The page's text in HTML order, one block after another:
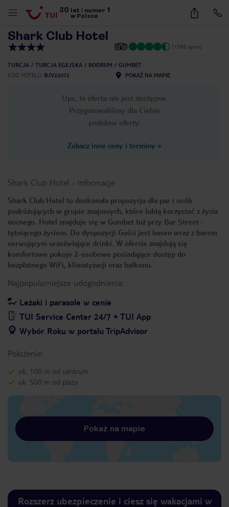
30 lat numer 1
w Polsce
9
Shark Club Hotel
(1588 opinii)
TURCJA TURCJA EGEJSKA BODRUM
GUMBET
KOD HOTELU BJV22072 POKAŻ NA MAPIE
Ups, ta oferta nie jest dostępna.
Przygotowaliśmy dla Ciebie
podobne oferty:
Zobacz inne ceny i terminy »
Shark Club Hotel - informacje
Shark Club Hotel to doskonała propozycja dla par i osób
podróżujących w grupie znajomych, które lubią korzystać z życia
nocnego. Hotel znajduje się w Gumbet tuż przy Bar Street -
tętniącego życiem. Do dyspozycji Gości jest basen wraz z barem
serwującym orzeźwiające drinki. W ofercie znajdują się
komfortowe pokoje 2-osobowe posiadające dostęp do
bezpłatnego WiFi, klimatyzacji oraz balkonu.
Najpopularniejsze udogodnienia:
Leżaki i parasole w cenie
TUI Service Center 24/7 + TUI App
Wybór Roku w portalu TripAdvisor
Położenie:
ok. 100 m od centrum
ok. 500 m od plaży
Pokaż na mapie
Rozszerz ubezpieczenie i ciesz się wakacjami w